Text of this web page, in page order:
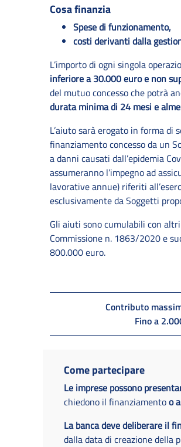
Cosa finanzia
Spese di funzionamento,
costi derivanti dalla
L’importo di ogni singola
inferiore a 30.000 euro e non
del mutuo concesso che potrà
durata minima di 24 mesi e
L’aiuto sarà erogato in forma
finanziamento concesso da un
a danni causati dall’epidemia
assumeranno l’impegno ad
lavorative annue) riferiti
esclusivamente da Soggetti
Gli aiuti sono cumulabili con
Commissione n. 1863/2020 e
800.000 euro.
Contributo
Fino a
Come partecipare
Le imprese possono
chiedono il finanziamentoo
La banca deve deliberare il
dalla data di creazione della